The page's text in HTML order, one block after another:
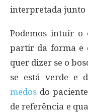
interpretada junto
Podemos intuir o
partir da forma e
quer dizer se o
se está verde e
medos do
de referência e